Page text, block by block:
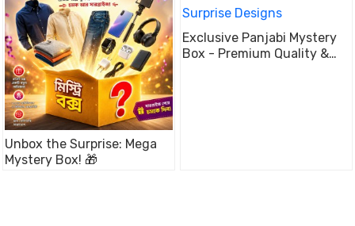
Unbox the Surprise: Mega
Mystery Box! 🎁
Exclusive Panjabi Mystery
Box - Premium Quality &